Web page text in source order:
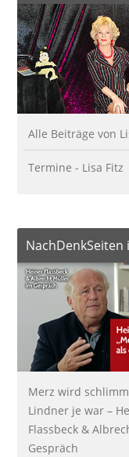
Alle Beiträge von
Termine - Lisa Fitz
NachDenkSeiten
Merz wird
Lindner je war –
Flassbeck &
Gespräch